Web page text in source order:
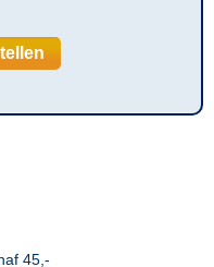
45,-